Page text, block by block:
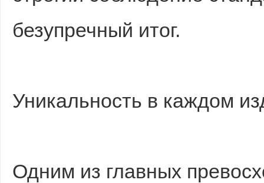
безупречный итог.
Уникальность в каждом
Одним из главных